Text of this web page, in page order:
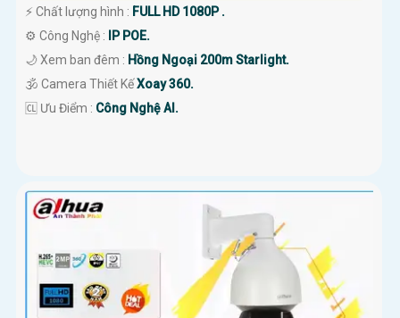
️⚡ Chất lượng hình : FULL HD 1080P .
⚙ Công Nghệ :
IP POE.
🌙 Xem ban đêm : Hồng Ngoại 200m Starlight.
🕉️ Camera Thiết KếXoay 360.
️🆑 Ưu Điểm : Công Nghệ AI.